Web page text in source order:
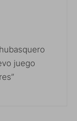
juego